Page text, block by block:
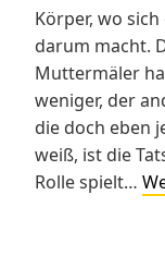
Körper, wo
darum macht.
Muttermäler
weniger, der
die doch eben
weiß, ist die
Rolle spielt…